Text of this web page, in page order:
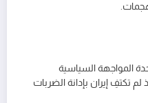
المواجهة السياسية
تكتفِ إيران بإدانة الضربات